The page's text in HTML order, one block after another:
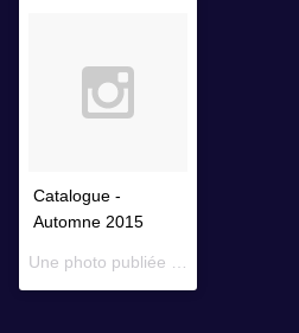
Catalogue -
Automne 2015